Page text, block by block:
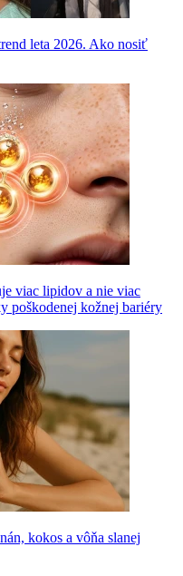
leta 2026. Ako nosiť
viac lipidov a nie viac
poškodenej kožnej bariéry
kokos a vôňa slanej